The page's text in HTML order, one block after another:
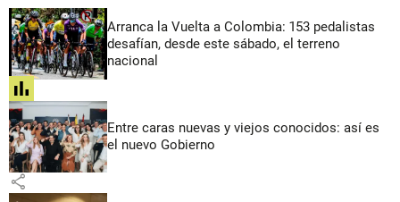
Arranca la Vuelta a Colombia: 153 pedalistas
desafían, desde este sábado, el terreno
nacional
share
Entre caras nuevas y viejos conocidos: así es
el nuevo Gobierno
share